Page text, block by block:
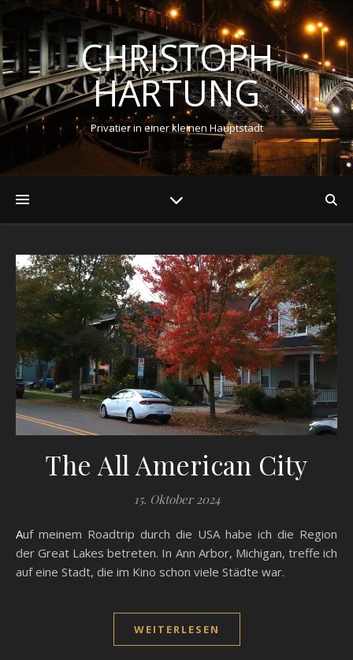
CHRISTOPH
HARTUNG
Privatier in einer kleinen Hauptstadt
The All American City
15. Oktober 2024
Auf meinem Roadtrip durch die USA habe ich die Region
der Great Lakes betreten. In Ann Arbor, Michigan, treffe ich
auf eine Stadt, die im Kino schon viele Städte war.
WEITERLESEN